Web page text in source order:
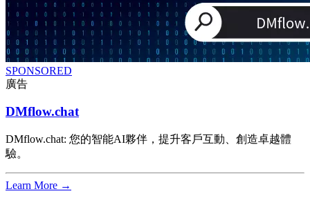
SPONSORED
廣告
DMflow.chat
DMflow.chat: 您的智能AI夥伴，提升客戶互動、創造卓越體
驗。
Learn More →